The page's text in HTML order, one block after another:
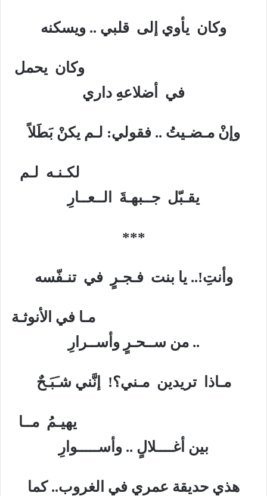
وكان يأوي إلى قلبي .. ويسكنه
وكان يحمل
في أضلاعهِ داري
وإنْ مـضـيتُ .. فقولي: لـم يكنْ بَطَلاً
لكـنـه لـم
يقـبّل جــبهـةَ الــعــارِ
***
وأنتِ!.. يا بنت فـجـرٍ في تنـفّسه
مـا في الأنوثـة
.. من ســحـرٍ وأســرارِ
مـاذا تريدين مـني؟! إنَّني شـَبَـحٌ
يهيـمُ مــا
بين أغــــلالٍ .. وأســـــوارِ
هذي حديقة عمري في الغروب.. كما